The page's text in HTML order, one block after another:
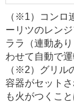
（※1）コンロ
ーリツのレン
ララ（連動あ
わせて自動で
（※2）グリル
容器がセット
も火がつくこ